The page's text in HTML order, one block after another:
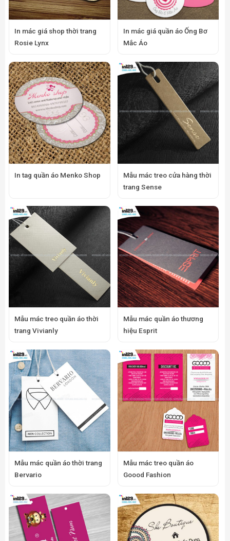
In mác giá shop thời trang
Rosie Lynx
In mác giá quần áo Ống Bơ
Mắc Áo
In tag quần áo Menko Shop
Mẫu mác treo cửa hàng thời
trang Sense
Mẫu mác treo quần áo thời
trang Vivianly
Mẫu mác quần áo thương
hiệu Esprit
Mẫu mác quần áo thời trang
Bervario
Mẫu mác treo quần áo
Goood Fashion